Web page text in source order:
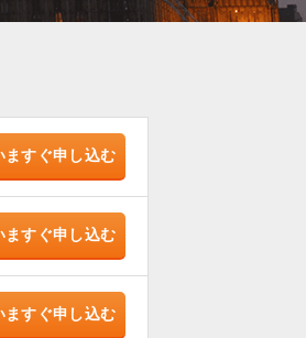
ますぐ申し込む
ますぐ申し込む
ますぐ申し込む